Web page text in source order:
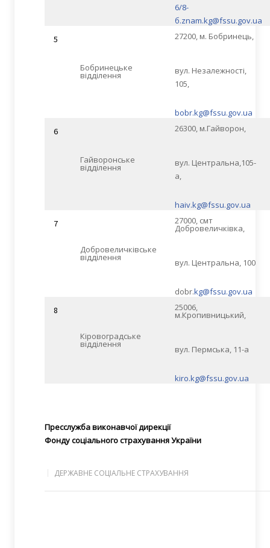
6/8-
б.znam.kg@fssu.gov.ua
5
Бобринецьке
відділення
27200, м. Бобринець,
вул. Незалежності,
105,
bobr.kg@fssu.gov.ua
6
Гайворонське
відділення
26300, м.Гайворон,
вул. Центральна,105-
а,
haiv.kg@fssu.gov.ua
7
Добровеличківське
відділення
27000, смт
Добровеличківка,
вул. Центральна, 100
dobr.kg@fssu.gov.ua
8
Кіровоградське
відділення
25006,
м.Кропивницький,
вул. Пермська, 11-а
kiro.kg@fssu.gov.ua
Пресслужба виконавчої дирекції
Фонду соціального страхування України
ДЕРЖАВНЕ СОЦІАЛЬНЕ СТРАХУВАННЯ